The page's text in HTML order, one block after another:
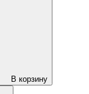
В корзину